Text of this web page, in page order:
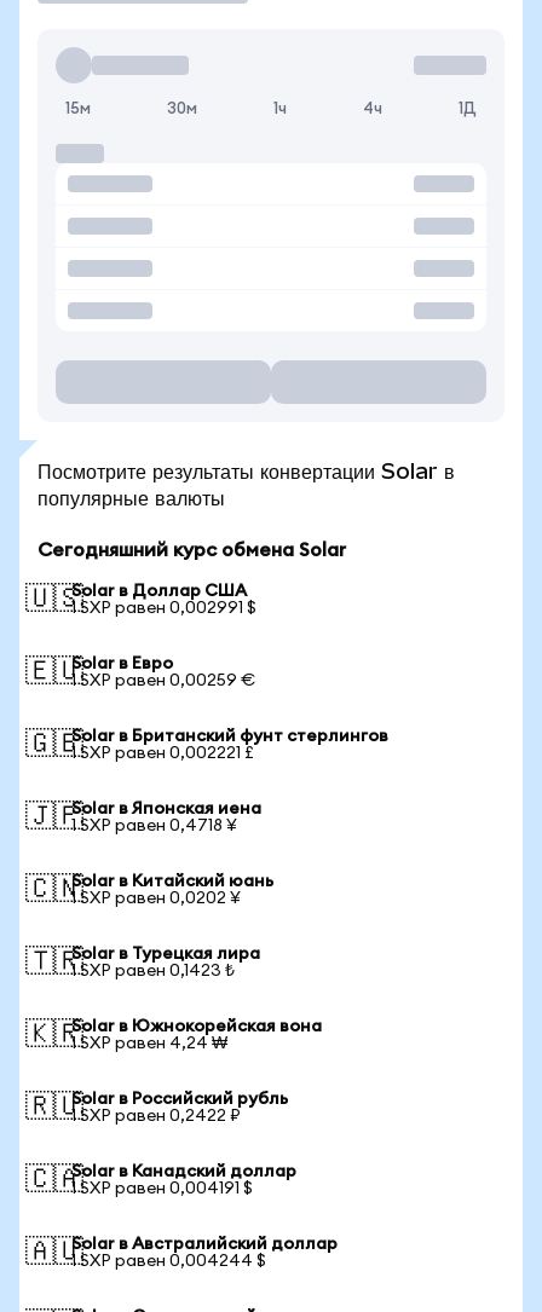
15м 30м 1ч 4ч 1Д
Посмотрите результаты конвертации Solar в
популярные валюты
Сегодняшний курс обмена Solar
🇺🇸Solar в Доллар США
1 SXP равен 0,002991 $
🇪🇺Solar в Евро
1 SXP равен 0,00259 €
🇬🇧Solar в Британский фунт стерлингов
1 SXP равен 0,002221 £
🇯🇵Solar в Японская иена
1 SXP равен 0,4718 ¥
🇨🇳Solar в Китайский юань
1 SXP равен 0,0202 ¥
🇹🇷Solar в Турецкая лира
1 SXP равен 0,1423 ₺
🇰🇷Solar в Южнокорейская вона
1 SXP равен 4,24 ₩
🇷🇺Solar в Российский рубль
1 SXP равен 0,2422 ₽
🇨🇦Solar в Канадский доллар
1 SXP равен 0,004191 $
🇦🇺Solar в Австралийский доллар
1 SXP равен 0,004244 $